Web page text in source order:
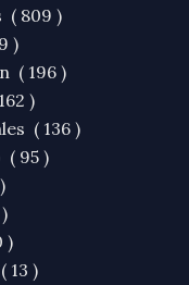
( 809 )
)
( 196 )
)
( 136 )
( 95 )
)
13 )